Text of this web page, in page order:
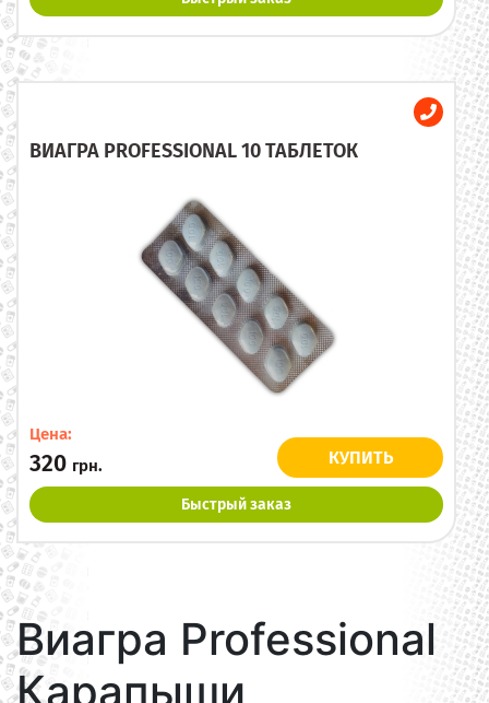
ВИАГРА PROFESSIONAL 10 ТАБЛЕТОК
Цена:
320 грн. КУПИТЬ
Быстрый заказ
Виагра Professional
Карапыши